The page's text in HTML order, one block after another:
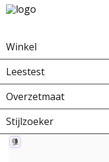
Winkel
Leestest
Overzetmaat
Stijlzoeker
Home Winkel